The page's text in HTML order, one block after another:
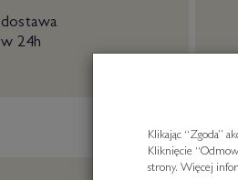
dostawa
w 24h
Klikając “Zgoda”
Kliknięcie
strony. Więcej